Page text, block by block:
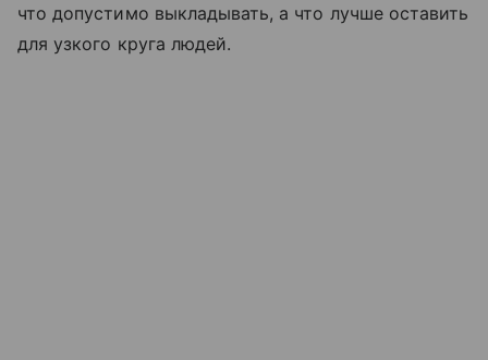
что допустимо выкладывать, а что лучше оставить
для узкого круга людей.